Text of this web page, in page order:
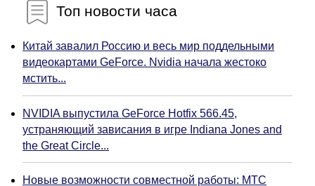
Топ новости часа
Китай завалил Россию и весь мир поддельными
видеокартами GeForce. Nvidia начала жестоко
мстить...
NVIDIA выпустила GeForce Hotfix 566.45,
устраняющий зависания в игре Indiana Jones and
the Great Circle...
Новые возможности совместной работы: МТС